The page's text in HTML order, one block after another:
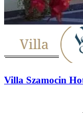
Villa Szamocin